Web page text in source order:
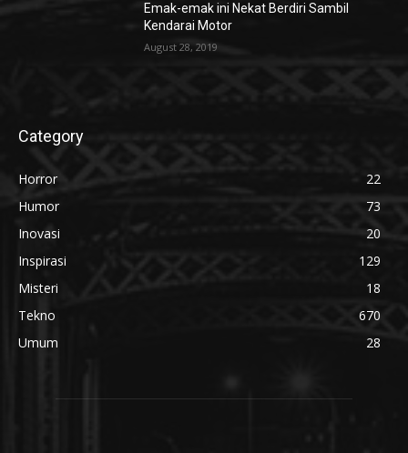
Emak-emak ini Nekat Berdiri Sambil
Kendarai Motor
August 28, 2019
Category
Horror
22
Humor
73
Inovasi
20
Inspirasi
129
Misteri
18
Tekno
670
Umum
28